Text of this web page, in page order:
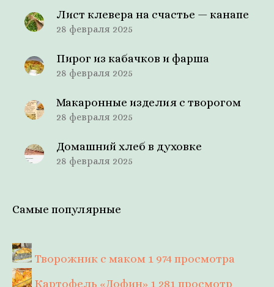
Лист клевера на счастье — канапе
28 февраля 2025
Пирог из кабачков и фарша
28 февраля 2025
Макаронные изделия с творогом
28 февраля 2025
Домашний хлеб в духовке
28 февраля 2025
Самые популярные
Творожник с маком 1 974 просмотра
Картофель «Дофин» 1 281 просмотр